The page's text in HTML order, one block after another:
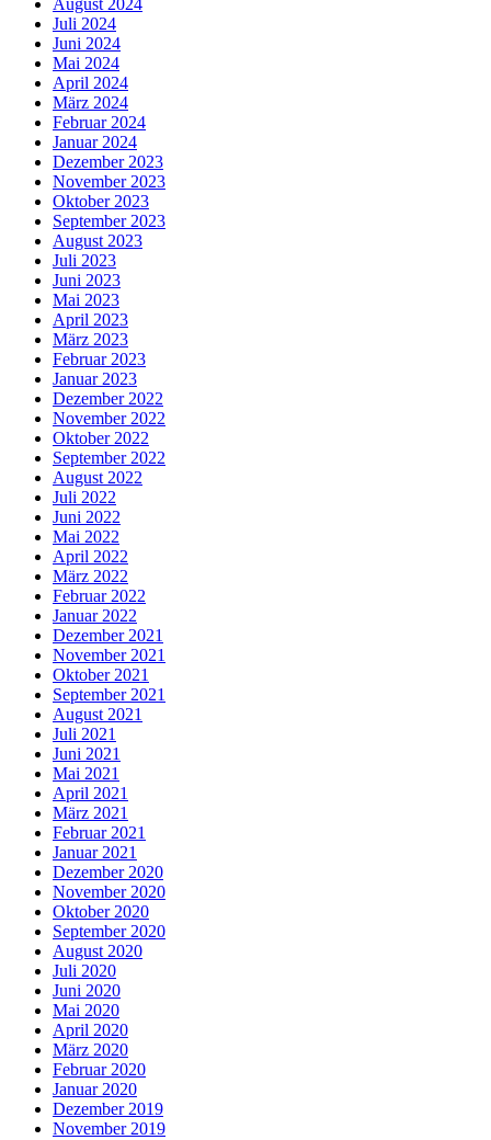
August 2024
Juli 2024
Juni 2024
Mai 2024
April 2024
März 2024
Februar 2024
Januar 2024
Dezember 2023
November 2023
Oktober 2023
September 2023
August 2023
Juli 2023
Juni 2023
Mai 2023
April 2023
März 2023
Februar 2023
Januar 2023
Dezember 2022
November 2022
Oktober 2022
September 2022
August 2022
Juli 2022
Juni 2022
Mai 2022
April 2022
März 2022
Februar 2022
Januar 2022
Dezember 2021
November 2021
Oktober 2021
September 2021
August 2021
Juli 2021
Juni 2021
Mai 2021
April 2021
März 2021
Februar 2021
Januar 2021
Dezember 2020
November 2020
Oktober 2020
September 2020
August 2020
Juli 2020
Juni 2020
Mai 2020
April 2020
März 2020
Februar 2020
Januar 2020
Dezember 2019
November 2019